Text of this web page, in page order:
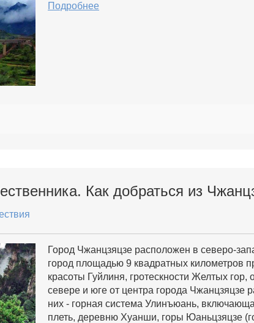
Подробнее
Как добраться из
Город Чжанцзяцзе расположен в северо-
город площадью 9 квадратных километров
красоты Гуйлиня, гротескности Желтых
севере и юге от центра города
них - горная система Улинъюань,
плеть, деревню Хуанши, горы Юаньцзяцзе